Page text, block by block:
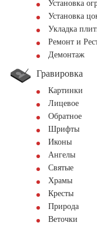
Установка
Установка
Укладка
Ремонт и
Демонтаж
Гравировка
Картинки
Лицевое
Обратное
Шрифты
Иконы
Ангелы
Святые
Храмы
Кресты
Природа
Веточки